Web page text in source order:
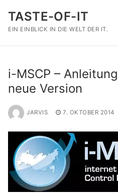
Inhalt
springen
TASTE-OF-IT
EIN EINBLICK IN DIE WELT DER IT.
i-MSCP –
neue Version
JARVIS 7. OKTOBER 2014